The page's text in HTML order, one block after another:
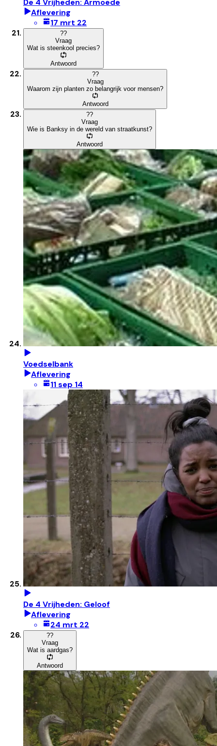
De 4 Vrijheden: Armoede
Aflevering
17 mrt 22
??
Vraag
Wat is steenkool precies?
Antwoord
??
Vraag
Waarom zijn planten zo belangrijk voor mensen?
Antwoord
??
Vraag
Wie is Banksy in de wereld van straatkunst?
Antwoord
Voedselbank
Aflevering
11 sep 14
De 4 Vrijheden: Geloof
Aflevering
24 mrt 22
??
Vraag
Wat is aardgas?
Antwoord